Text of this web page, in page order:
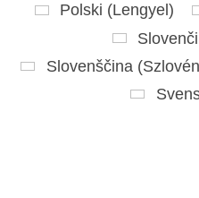
Polski (Lengyel )
Slovenščina (Szlovén